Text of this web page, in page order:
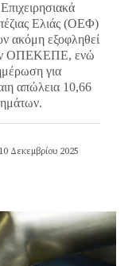
Ελιάς (ΟΕΦ)
ακόμη εξοφληθεί
ΟΠΕΚΕΠΕ, ενώ
για
απώλεια 10,66
10 Δεκεμβρίου 2025